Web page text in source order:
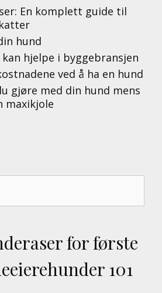
En komplett guide til
hund
hjelpe i byggebransjen
ved å ha en hund
gjøre med din hund mens
maxikjole
for første
101